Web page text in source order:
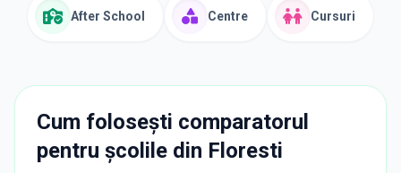
After School Centre Cursuri
Cum folosești comparatorul
pentru școlile din Floresti